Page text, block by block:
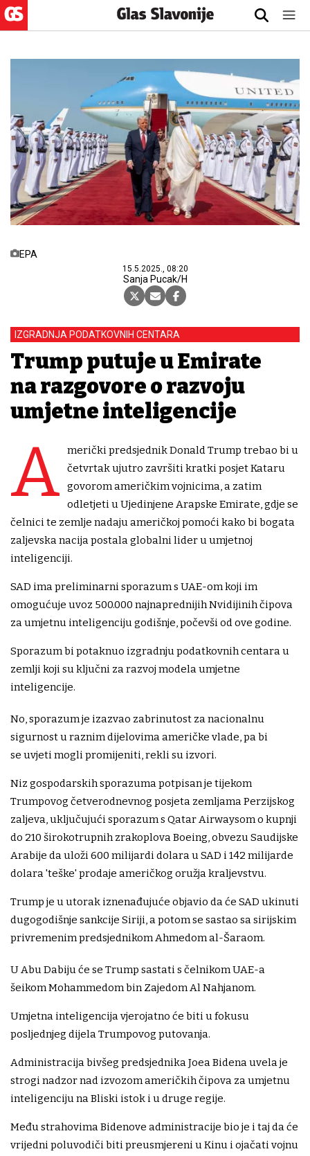
EPA
15.5.2025., 08:20
Sanja Pucak/H
IZGRADNJA PODATKOVNIH CENTARA
Trump putuje u Emirate
na razgovore o razvoju
umjetne inteligencije
A
merički predsjednik Donald Trump trebao bi u
četvrtak ujutro završiti kratki posjet Kataru
govorom američkim vojnicima, a zatim
odletjeti u Ujedinjene Arapske Emirate, gdje se
čelnici te zemlje nadaju američkoj pomoći kako bi bogata
zaljevska nacija postala globalni lider u umjetnoj
inteligenciji.
SAD ima preliminarni sporazum s UAE-om koji im
omogućuje uvoz 500.000 najnaprednijih Nvidijinih čipova
za umjetnu inteligenciju godišnje, počevši od ove godine.
Sporazum bi potaknuo izgradnju podatkovnih centara u
zemlji koji su ključni za razvoj modela umjetne
inteligencije.
No, sporazum je izazvao zabrinutost za nacionalnu
sigurnost u raznim dijelovima američke vlade, pa bi
se uvjeti mogli promijeniti, rekli su izvori.
Niz gospodarskih sporazuma potpisan je tijekom
Trumpovog četverodnevnog posjeta zemljama Perzijskog
zaljeva, uključujući sporazum s Qatar Airwaysom o kupnji
do 210 širokotrupnih zrakoplova Boeing, obvezu Saudijske
Arabije da uloži 600 milijardi dolara u SAD i 142 milijarde
dolara 'teške' prodaje američkog oružja kraljevstvu.
Trump je u utorak iznenađujuće objavio da će SAD ukinuti
dugogodišnje sankcije Siriji, a potom se sastao sa sirijskim
privremenim predsjednikom Ahmedom al-Šaraom.
U Abu Dabiju će se Trump sastati s čelnikom UAE-a
šeikom Mohammedom bin Zajedom Al Nahjanom.
Umjetna inteligencija vjerojatno će biti u fokusu
posljednjeg dijela Trumpovog putovanja.
Administracija bivšeg predsjednika Joea Bidena uvela je
strogi nadzor nad izvozom američkih čipova za umjetnu
inteligenciju na Bliski istok i u druge regije.
Među strahovima Bidenove administracije bio je i taj da će
vrijedni poluvodiči biti preusmjereni u Kinu i ojačati vojnu